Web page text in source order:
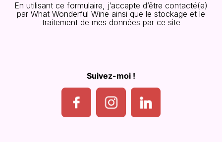
En utilisant ce formulaire, j’accepte d’être contacté(e)
par What Wonderful Wine ainsi que le stockage et le
traitement de mes données par ce site
Suivez-moi !